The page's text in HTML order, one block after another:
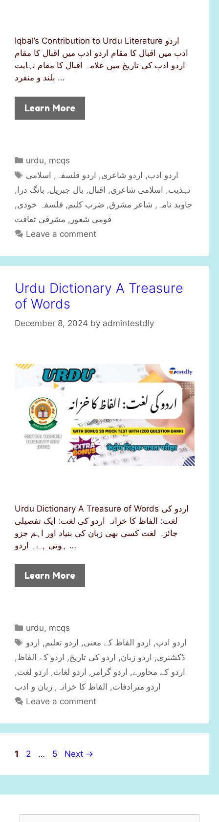
Iqbal’s Contribution to Urdu Literature اردو
ادب میں اقبال کا مقام اردو ادب میں اقبال کا مقام
اردو ادب کی تاریخ میں علامہ اقبال کا مقام نہایت
بلند و منفرد …
Learn More
C
t
e
g
o
r
e
s
urdu, mcqs
s
اردو ادب, اردو شاعری, اردو فلسفہ , اسلامی
تہذیب, اسلامی شاعری, اقبال, بال جبریل, بانگ درا,
جاوید نامہ , شاعر مشرق, ضرب کلیم, فلسفہ خودی,
قومی شعور , مشرقی ثقافت
Leave a comment
Urdu Dictionary A Treasure
of Words
December 8, 2024 by admintestdly
Urdu Dictionary A Treasure of Words اردو کی
لغت: الفاظ کا خزانہ اردو کی لغت: ایک تفصیلی
جائزہ لغت کسی بھی زبان کی بنیاد اور اہم جزو
ہوتی ہے۔ اردو …
Learn More
C
t
e
g
o
r
e
s
urdu, mcqs
T
a
s
اردو ادب, اردو الفاظ کے معنی, اردو تعلیم, اردو
ڈکشنری, اردو زبان, اردو کی تاریخ, اردو کے الفاظ,
اردو کے محاورے, اردو گرامر , اردو لغات, اردو لغت,
اردو مترادفات, الفاظ کا خزانہ , زبان و ادب
Leave a comment
P
g
1
P
g
2 …
P
g
5 Next →